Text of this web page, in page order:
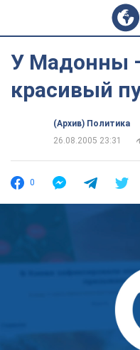
У Мадонны
красивый
(Архив) Политика
26.08.2005 23:31
0